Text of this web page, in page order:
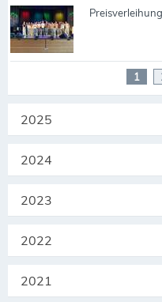
1
2025
2024
2023
2022
2021